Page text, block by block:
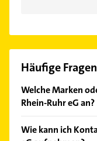
Häufige Fragen
Welche Marken
Rhein-Ruhr eG an?
Kredite,
Wie kann ich